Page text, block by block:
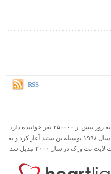
RSS
نفر خواننده دارد.
ورس آو ذ دی دات کام کار خود را در سال ۱۹۹۸ بوسیله بن ستید آغاز کرد و به
نت ورک در سال ۲۰۰۰ تبدیل شد.